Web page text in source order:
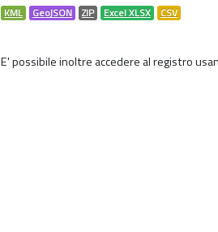
KML GeoJSON ZIP Excel XLSX CSV
E' possibile inoltre accedere al registro